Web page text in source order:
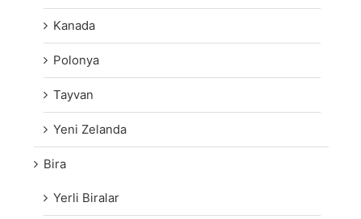
Kanada
Polonya
Tayvan
Yeni Zelanda
Bira
Yerli Biralar